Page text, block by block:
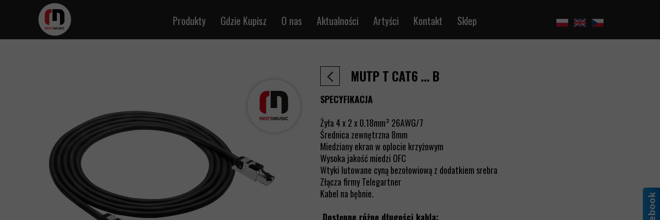
Produkty
Kable instrumentalne
Kable na metry
Kable zasilająco-sygnałowe
Kabel skrętka /RJ45
Kable BNC
Kable wieloparowe
Gdzie Kupisz
Sklepredsmusic.pl
O nas Aktualności Artyści Kontakt Sklep
MUTP T CAT6 ... B
SPECYFIKACJA
Żyła 4 x 2 x 0.18mm² 26AWG/7
Średnica zewnętrzna 8mm
Miedziany ekran w oplocie krzyżowym
Wysoka jakość miedzi OFC
Wtyki lutowane cyną bezołowiową z dodatkiem srebra
Złącza firmy Telegartner
Kabel na bębnie.
Dostępne różne długości kabla: